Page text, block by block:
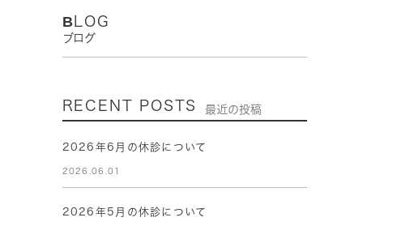
BLOG
ブログ
RECENT POSTS 最近の投稿
2026年6月の休診について
2026.06.01
2026年5月の休診について